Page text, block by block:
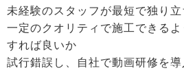
未経験のスタッフが最短で独り立
一定のクオリティで施工できる
すれば良いか
試行錯誤し、自社で動画研修を導